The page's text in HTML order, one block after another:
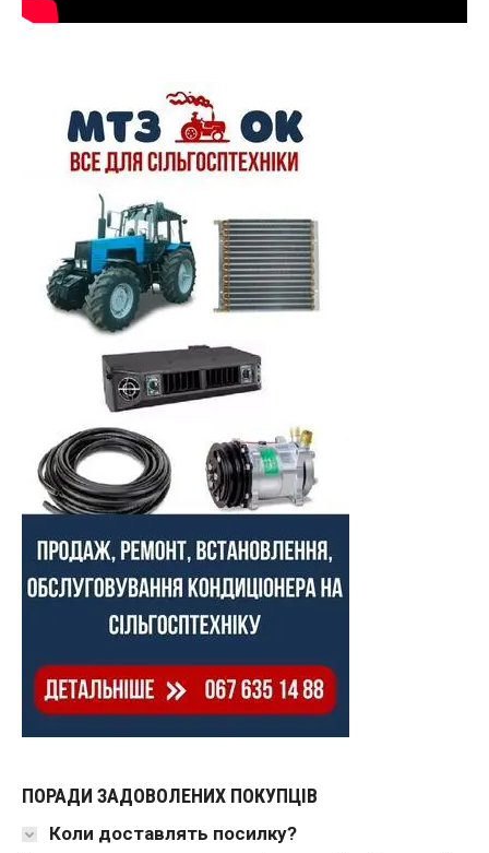
ПОРАДИ ЗАДОВОЛЕНИХ ПОКУПЦІВ
Коли доставлять посилку?